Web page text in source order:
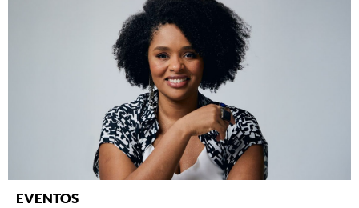
EVENTOS